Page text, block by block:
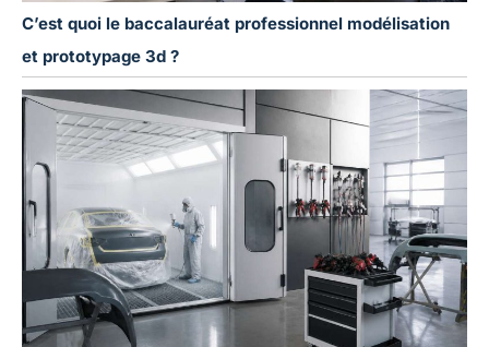
C’est quoi le baccalauréat professionnel modélisation
et prototypage 3d ?